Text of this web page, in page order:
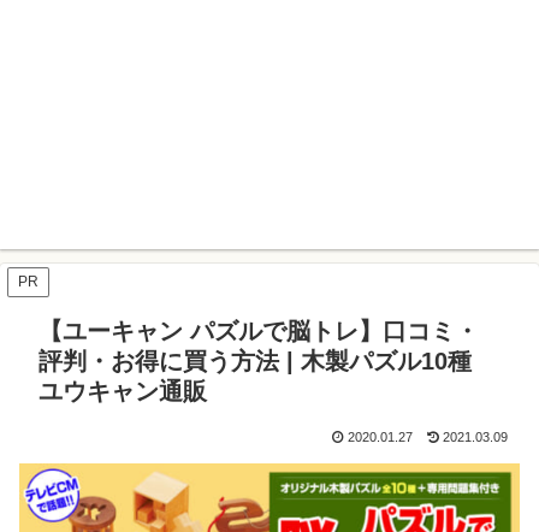
PR
【ユーキャン パズルで脳トレ】口コミ・
評判・お得に買う方法 | 木製パズル10種
ユウキャン通販
2020.01.27 2021.03.09